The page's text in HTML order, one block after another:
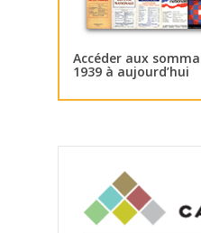
Accéder aux
1939 à aujourd’hui